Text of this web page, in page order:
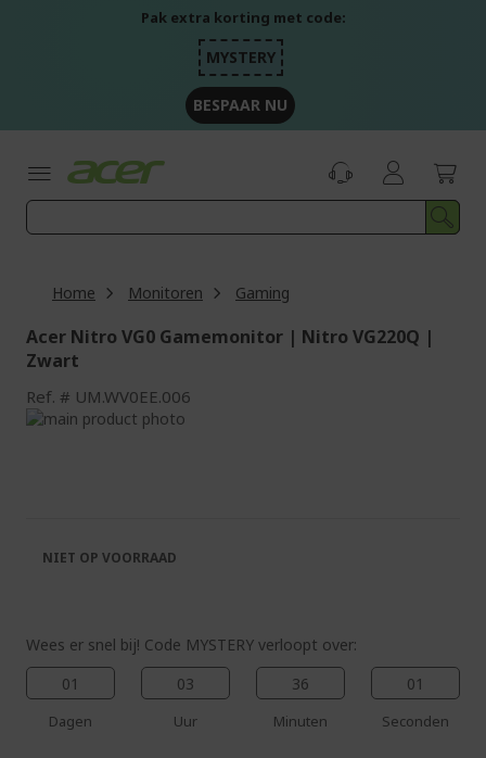
Pak extra korting met code:
MYSTERY
BESPAAR NU
Home Monitoren Gaming
Acer Nitro VG0 Gamemonitor | Nitro VG220Q |
Zwart
Ref. UM.WV0EE.006
Ga
afbeeldingen-
gallerij
afbeeldingen-
Wees er snel bij! Code MYSTERY verloopt over:
01
Dagen
03
Uur
36
Minuten
00
Seconden
NIET OP VOORRAAD